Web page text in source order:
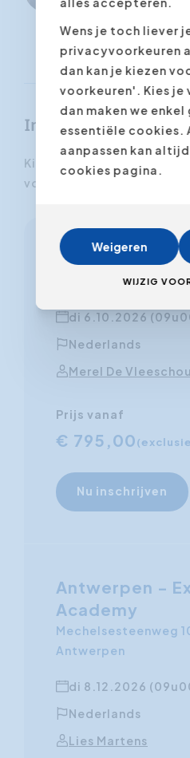
Inschrijven
Kies hieronder de datum
voor deze training.
Zemst -
Tervuursesteenweg
di 6.10.2026
Nederlands
Merel De
Prijs vanaf
€ 795,00
Nu inschrijven
Antwerpen -
Academy
Mechelsesteenweg
Antwerpen
di 8.12.2026
Nederlands
Lies Martens
Wens je toch liever
privacyvoorkeuren
dan kan je kiezen
voorkeuren'. Kies je
dan maken we
essentiële cookies.
aanpassen kan
cookies pagina.
Weigeren
WIJZIG